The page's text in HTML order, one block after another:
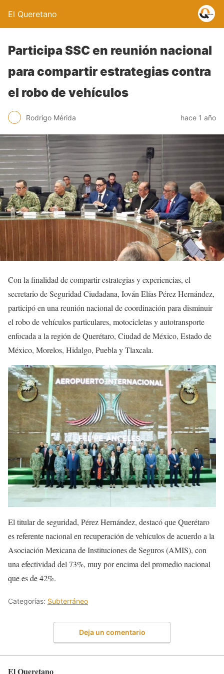
El Queretano
Participa SSC en reunión nacional
para compartir estrategias contra
el robo de vehículos
Rodrigo Mérida hace 1 año
Con la finalidad de compartir estrategias y experiencias, el
secretario de Seguridad Ciudadana, Iován Elías Pérez Hernández,
participó en una reunión nacional de coordinación para disminuir
el robo de vehículos particulares, motocicletas y autotransporte
enfocada a la región de Querétaro, Ciudad de México, Estado de
México, Morelos, Hidalgo, Puebla y Tlaxcala.
El titular de seguridad, Pérez Hernández, destacó que Querétaro
es referente nacional en recuperación de vehículos de acuerdo a la
Asociación Mexicana de Instituciones de Seguros (AMIS), con
una efectividad del 73%, muy por encima del promedio nacional
que es de 42%.
Categorías: Subterráneo
Deja un comentario
El Queretano